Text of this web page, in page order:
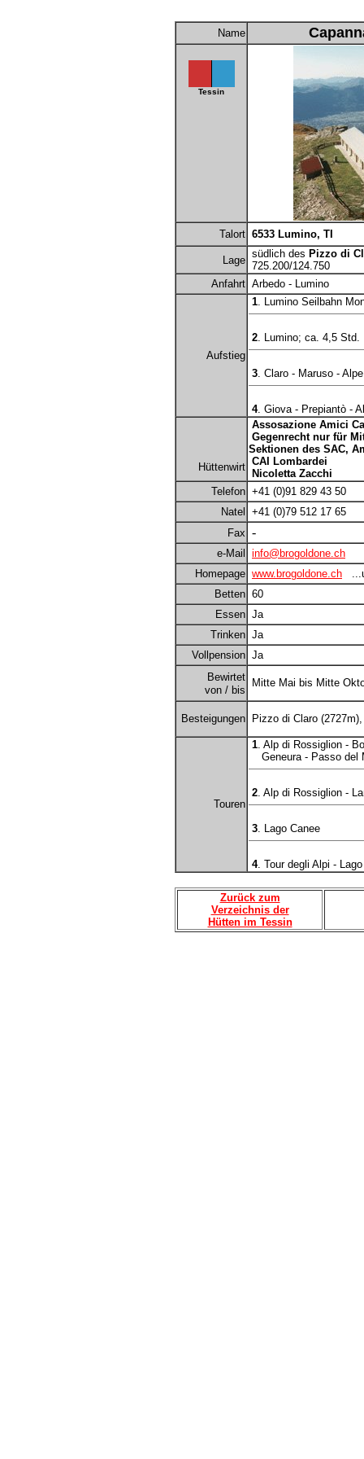
Name
Tessin
Talort 6533 Lumino, TI
Lage
südlich des Pizzo di
725.200/124.750
Anfahrt Arbedo - Lumino
Aufstieg
1. Lumino Seilbahn
2. Lumino; ca. 4,5 Std.
3. Claro - Maruso -
4. Giova - Prepiantò -
Hüttenwirt
Assosazione Amici
Gegenrecht nur für
Sektionen des SAC,
CAI Lombardei
Nicoletta Zacchi
Telefon +41 (0)91 829 43 50
Natel
+41 (0)79 512 17 65
Fax -
e-Mail
info@brogoldone.ch
Homepage www.brogoldone.ch
Betten 60
Essen Ja
Trinken Ja
Vollpension Ja
Bewirtet
von / bis
Mitte Mai bis Mitte
Besteigungen Pizzo di Claro (2727m),
Touren
1. Alp di Rossiglion -
Geneura - Passo del
2. Alp di Rossiglion -
3. Lago Canee
4. Tour degli Alpi -
Zurück zum
Verzeichnis der
Hütten im Tessin